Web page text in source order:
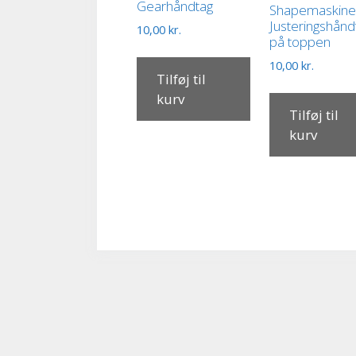
Gearhåndtag
10,00 kr.
Tilføj til
kurv
Shapemaskine
på toppen
10,00kr.
Tilføj til
kurv